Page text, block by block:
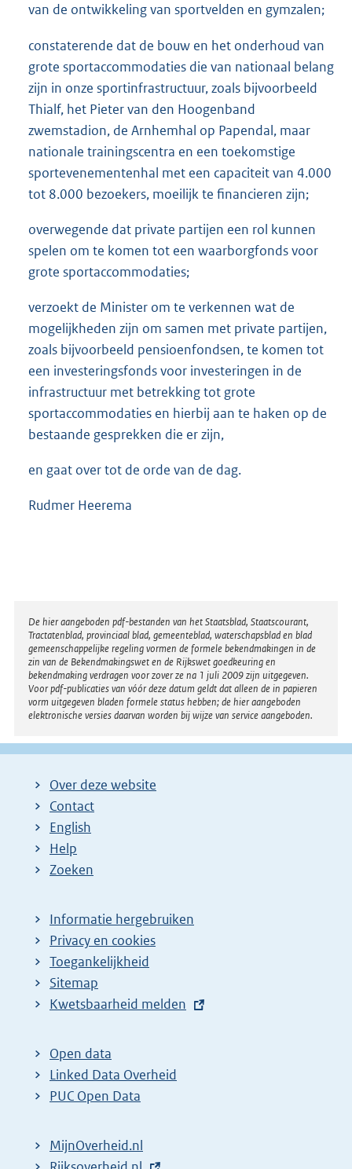
van de ontwikkeling van sportvelden en gymzalen;
constaterende dat de bouw en het onderhoud van
grote sportaccommodaties die van nationaal belang
zijn in onze sportinfrastructuur, zoals bijvoorbeeld
Thialf, het Pieter van den Hoogenband
zwemstadion, de Arnhemhal op Papendal, maar
nationale trainingscentra en een toekomstige
sportevenementenhal met een capaciteit van 4.000
tot 8.000 bezoekers, moeilijk te financieren zijn;
overwegende dat private partijen een rol kunnen
spelen om te komen tot een waarborgfonds voor
grote sportaccommodaties;
verzoekt de Minister om te verkennen wat de
mogelijkheden zijn om samen met private partijen,
zoals bijvoorbeeld pensioenfondsen, te komen tot
een investeringsfonds voor investeringen in de
infrastructuur met betrekking tot grote
sportaccommodaties en hierbij aan te haken op de
bestaande gesprekken die er zijn,
en gaat over tot de orde van de dag.
Rudmer Heerema
Disclaimer
De hier aangeboden pdf-bestanden van het Staatsblad, Staatscourant,
Tractatenblad, provinciaal blad, gemeenteblad, waterschapsblad en blad
gemeenschappelijke regeling vormen de formele bekendmakingen in de
zin van de Bekendmakingswet en de Rijkswet goedkeuring en
bekendmaking verdragen voor zover ze na 1 juli 2009 zijn uitgegeven.
Voor pdf-publicaties van vóór deze datum geldt dat alleen de in papieren
vorm uitgegeven bladen formele status hebben; de hier aangeboden
elektronische versies daarvan worden bij wijze van service aangeboden.
Over deze website
Contact
English
Help
Zoeken
Informatie hergebruiken
Privacy en cookies
Toegankelijkheid
Sitemap
E
t
e
r
l
Kwetsbaarheid melden
Open data
Linked Data Overheid
PUC Open Data
MijnOverheid.nl